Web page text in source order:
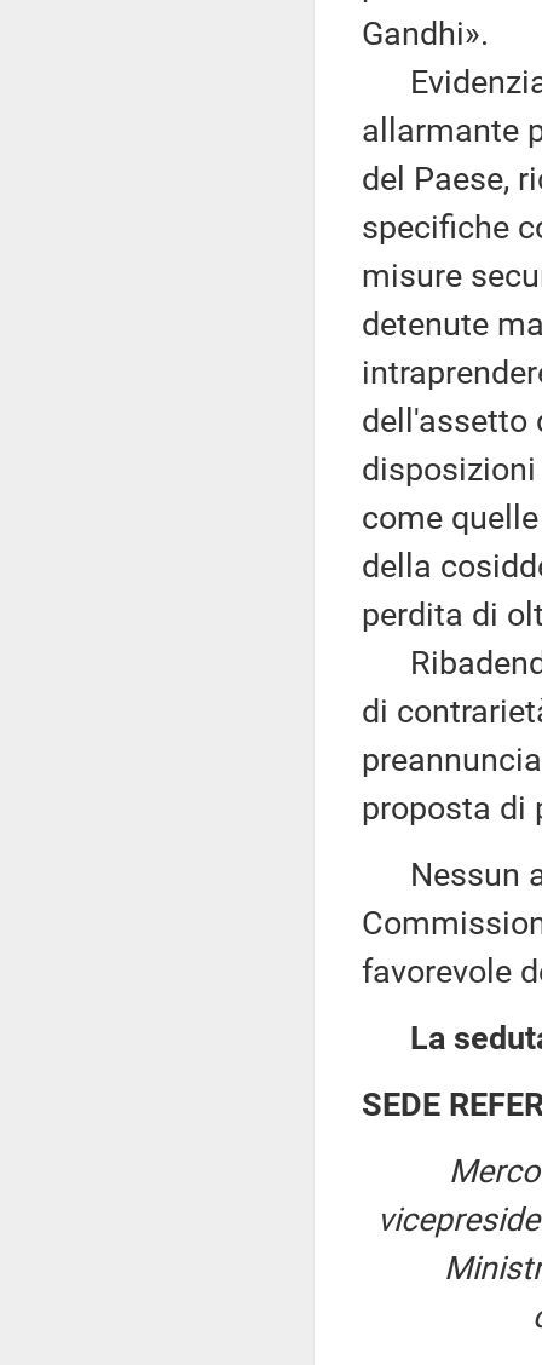
Gandhi».
Evidenzia
allarmante
del Paese,
specifiche
misure
detenute
dell'assetto
come
della
perdita di
di
proposta di
Nessun
favorevole
La
SEDE